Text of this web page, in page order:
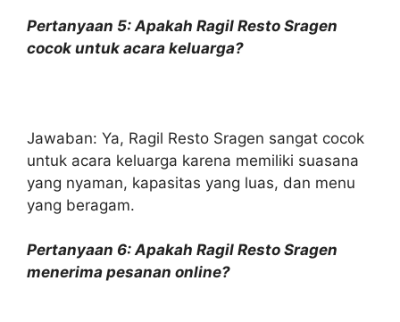
Pertanyaan 5: Apakah Ragil Resto Sragen
cocok untuk acara keluarga?
Jawaban: Ya, Ragil Resto Sragen sangat cocok
untuk acara keluarga karena memiliki suasana
yang nyaman, kapasitas yang luas, dan menu
yang beragam.
Pertanyaan 6: Apakah Ragil Resto Sragen
menerima pesanan online?